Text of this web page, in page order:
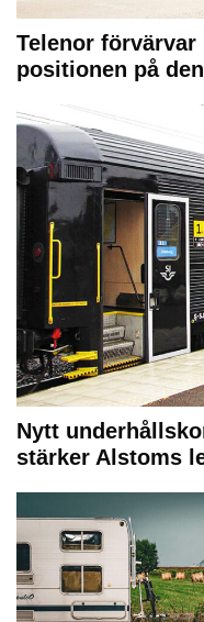
Telenor
positionen på
Nytt
stärker Alstoms